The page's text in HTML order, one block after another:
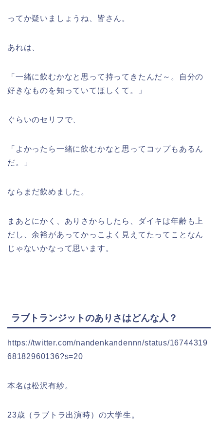
ってか疑いましょうね、皆さん。
あれは、
「一緒に飲むかなと思って持ってきたんだ～。自分の
好きなものを知っていてほしくて。」
ぐらいのセリフで、
「よかったら一緒に飲むかなと思ってコップもあるん
だ。」
ならまだ飲めました。
まあとにかく、ありさからしたら、ダイキは年齢も上
だし、余裕があってかっこよく見えてたってことなん
じゃないかなって思います。
ラブトランジットのありさはどんな人？
https://twitter.com/nandenkandennn/status/16744319
68182960136?s=20
本名は松沢有紗。
23歳（ラブトラ出演時）の大学生。